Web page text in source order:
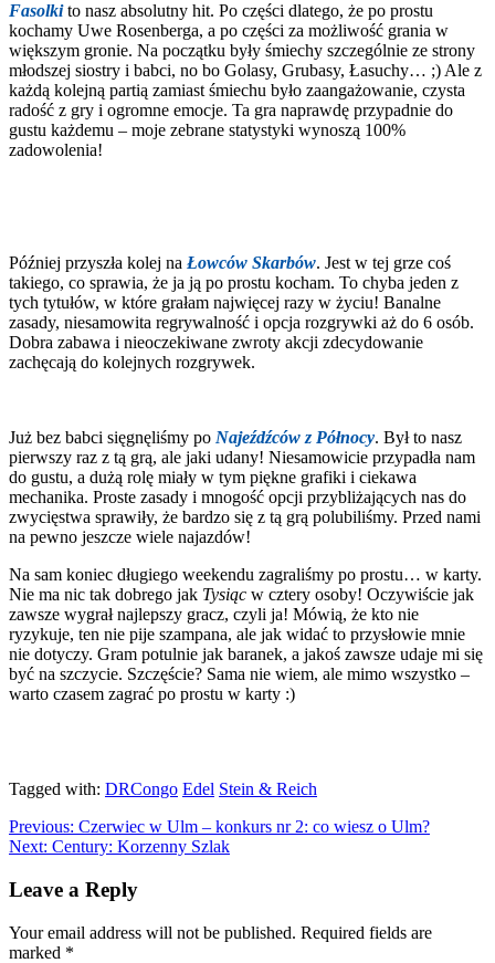
Fasolki to nasz absolutny hit. Po części dlatego, że po prostu
kochamy Uwe Rosenberga, a po części za możliwość grania w
większym gronie. Na początku były śmiechy szczególnie ze strony
młodszej siostry i babci, no bo Golasy, Grubasy, Łasuchy… ;) Ale z
każdą kolejną partią zamiast śmiechu było zaangażowanie, czysta
radość z gry i ogromne emocje. Ta gra naprawdę przypadnie do
gustu każdemu – moje zebrane statystyki wynoszą 100%
zadowolenia!
Później przyszła kolej na Łowców Skarbów. Jest w tej grze coś
takiego, co sprawia, że ja ją po prostu kocham. To chyba jeden z
tych tytułów, w które grałam najwięcej razy w życiu! Banalne
zasady, niesamowita regrywalność i opcja rozgrywki aż do 6 osób.
Dobra zabawa i nieoczekiwane zwroty akcji zdecydowanie
zachęcają do kolejnych rozgrywek.
Już bez babci sięgnęliśmy po Najeźdźców z Północy. Był to nasz
pierwszy raz z tą grą, ale jaki udany! Niesamowicie przypadła nam
do gustu, a dużą rolę miały w tym piękne grafiki i ciekawa
mechanika. Proste zasady i mnogość opcji przybliżających nas do
zwycięstwa sprawiły, że bardzo się z tą grą polubiliśmy. Przed nami
na pewno jeszcze wiele najazdów!
Na sam koniec długiego weekendu zagraliśmy po prostu… w karty.
Nie ma nic tak dobrego jak Tysiąc w cztery osoby! Oczywiście jak
zawsze wygrał najlepszy gracz, czyli ja! Mówią, że kto nie
ryzykuje, ten nie pije szampana, ale jak widać to przysłowie mnie
nie dotyczy. Gram potulnie jak baranek, a jakoś zawsze udaje mi się
być na szczycie. Szczęście? Sama nie wiem, ale mimo wszystko –
warto czasem zagrać po prostu w karty :)
Tagged with: DRCongo Edel Stein & Reich
Previous: Czerwiec w Ulm – konkurs nr 2: co wiesz o Ulm?
Next: Century: Korzenny Szlak
Leave a Reply
Your email address will not be published. Required fields are
marked *